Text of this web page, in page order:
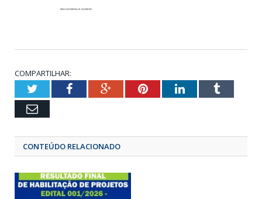
COMPARTILHAR:
TwitterFacebookGoogle+Pinterest
LinkedIn
Email
CONTEÚDO RELACIONADO